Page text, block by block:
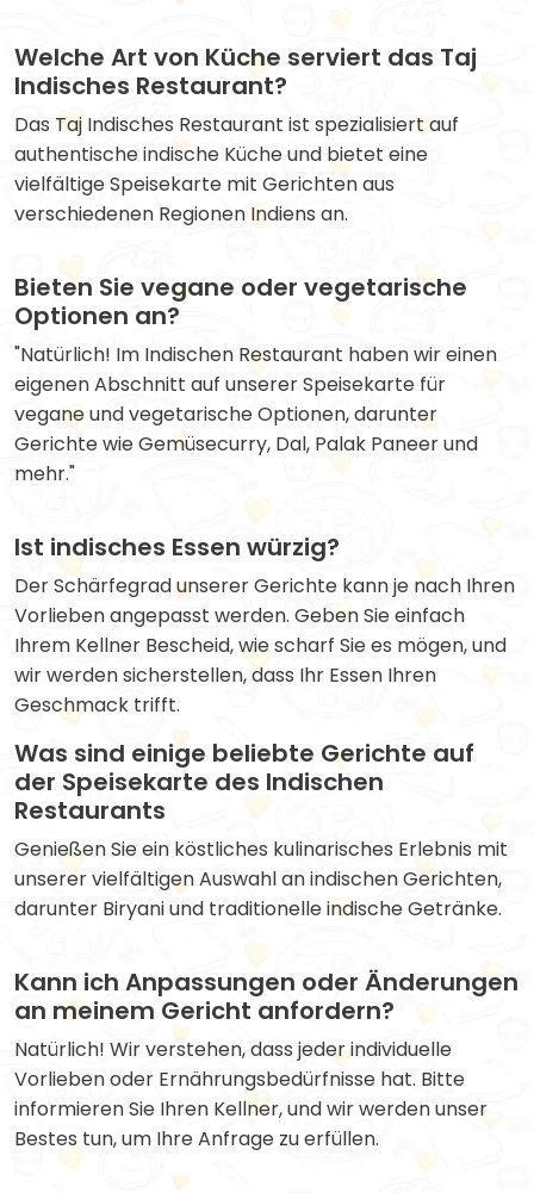
Welche Art von Küche serviert das Taj
Indisches Restaurant?
Das Taj Indisches Restaurant ist spezialisiert auf
authentische indische Küche und bietet eine
vielfältige Speisekarte mit Gerichten aus
verschiedenen Regionen Indiens an.
Bieten Sie vegane oder vegetarische
Optionen an?
"Natürlich! Im Indischen Restaurant haben wir einen
eigenen Abschnitt auf unserer Speisekarte für
vegane und vegetarische Optionen, darunter
Gerichte wie Gemüsecurry, Dal, Palak Paneer und
mehr."
Ist indisches Essen würzig?
Der Schärfegrad unserer Gerichte kann je nach Ihren
Vorlieben angepasst werden. Geben Sie einfach
Ihrem Kellner Bescheid, wie scharf Sie es mögen, und
wir werden sicherstellen, dass Ihr Essen Ihren
Geschmack trifft.
Was sind einige beliebte Gerichte auf
der Speisekarte des Indischen
Restaurants
Genießen Sie ein köstliches kulinarisches Erlebnis mit
unserer vielfältigen Auswahl an indischen Gerichten,
darunter Biryani und traditionelle indische Getränke.
Kann ich Anpassungen oder Änderungen
an meinem Gericht anfordern?
Natürlich! Wir verstehen, dass jeder individuelle
Vorlieben oder Ernährungsbedürfnisse hat. Bitte
informieren Sie Ihren Kellner, und wir werden unser
Bestes tun, um Ihre Anfrage zu erfüllen.